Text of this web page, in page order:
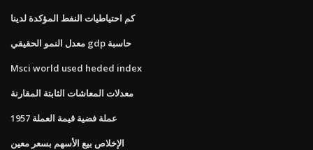
كم احتياطيات النفط المؤكدة لدينا
معدل النمو الحقيقي gdp حاسبة
Msci world used heded index
معدلات المعاشات الثابتة المقارنة
1957 عملة فضية قيمة العملة
الإخلاص بيع الأسهم بسعر معين